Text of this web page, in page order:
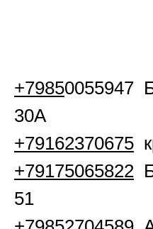
+79850055947
30А
+79162370675
+79175065822
51